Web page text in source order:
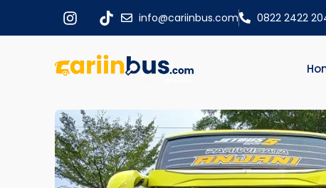
info@cariinbus.com 0822 2422